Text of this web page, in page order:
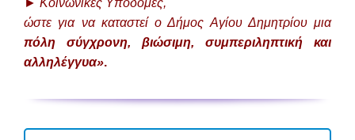
► Κοινωνικές Υποδομές,
ώστε για να καταστεί ο Δήμος Αγίου Δημητρίου μια
πόλη σύγχρονη, βιώσιμη, συμπεριληπτική και
αλληλέγγυα».